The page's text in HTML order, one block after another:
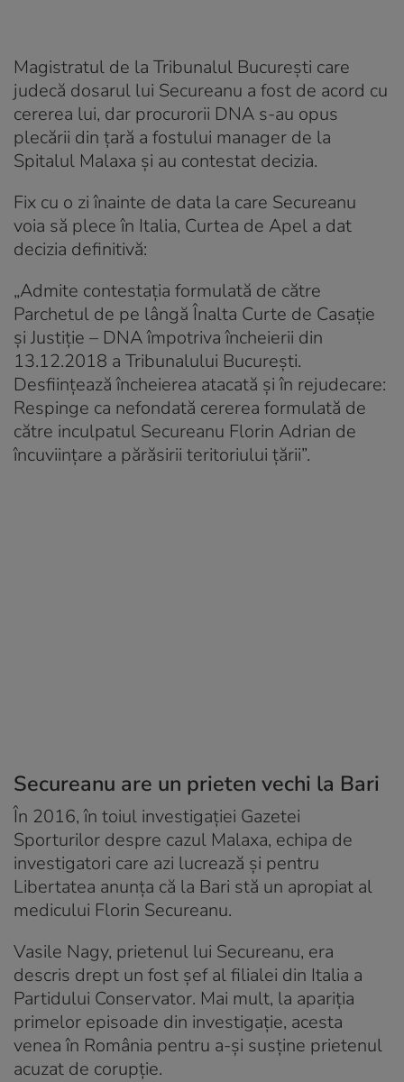
Magistratul de la Tribunalul București care
judecă dosarul lui Secureanu a fost de acord cu
cererea lui, dar procurorii DNA s-au opus
plecării din țară a fostului manager de la
Spitalul Malaxa și au contestat decizia.
Fix cu o zi înainte de data la care Secureanu
voia să plece în Italia, Curtea de Apel a dat
decizia definitivă:
„Admite contestaţia formulată de către
Parchetul de pe lângă Înalta Curte de Casaţie
şi Justiţie – DNA împotriva încheierii din
13.12.2018 a Tribunalului Bucureşti.
Desfiinţează încheierea atacată şi în rejudecare:
Respinge ca nefondată cererea formulată de
către inculpatul Secureanu Florin Adrian de
încuviinţare a părăsirii teritoriului ţării”.
Secureanu are un prieten vechi la Bari
În 2016, în toiul investigației Gazetei
Sporturilor despre cazul Malaxa, echipa de
investigatori care azi lucrează și pentru
Libertatea anunța că la Bari stă un apropiat al
medicului Florin Secureanu.
Vasile Nagy, prietenul lui Secureanu, era
descris drept un fost șef al filialei din Italia a
Partidului Conservator. Mai mult, la apariția
primelor episoade din investigație, acesta
venea în România pentru a-și susține prietenul
acuzat de corupție.